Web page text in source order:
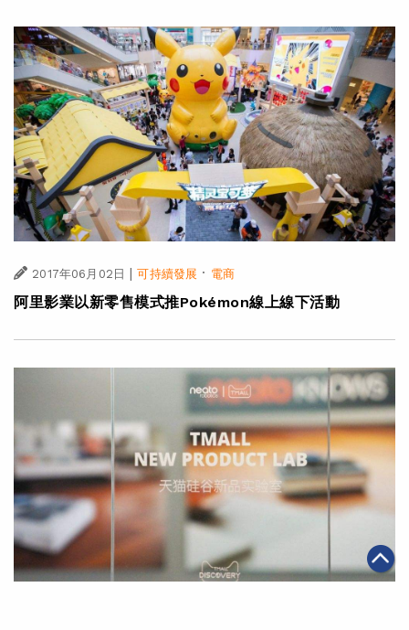
2017年06月02日 | 可持續發展 · 電商
阿里影業以新零售模式推Pokémon線上線下活動